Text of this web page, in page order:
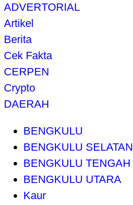
ADVERTORIAL
Artikel
Berita
Cek Fakta
CERPEN
Crypto
DAERAH
BENGKULU
BENGKULU SELATAN
BENGKULU TENGAH
BENGKULU UTARA
Kaur